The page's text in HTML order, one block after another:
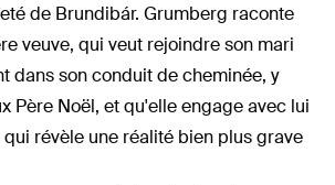
de Brundibár. Grumberg raconte
veuve, qui veut rejoindre son mari
dans son conduit de cheminée, y
Père Noël, et qu'elle engage avec lui
révèle une réalité bien plus grave